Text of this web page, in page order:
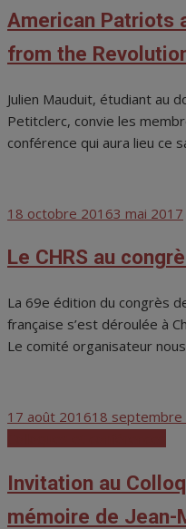
American Patriots
from the
Julien Mauduit, étudiant au
Petitclerc, convie les
conférence qui aura lieu ce
Posted
18 octobre 20163 mai 2017
Le CHRS au
La 69e édition du congrès
française s’est déroulée à
Le comité organisateur
Posted
17 août 201618 septembre
Invitation au
mémoire de Jean-